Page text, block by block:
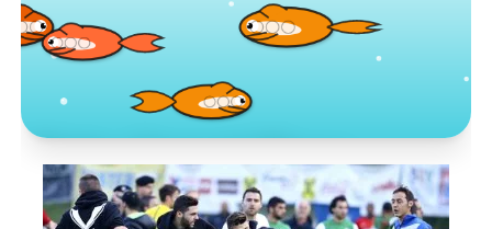
Toko Jurnal Rasa
KLIK / SENTUH UNTUK MENGUNJUNGI